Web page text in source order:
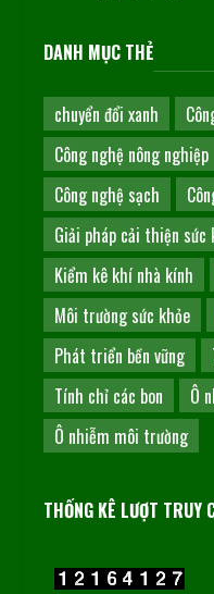
DANH MỤC THẺ
chuyển đổi xanh
Công nghệ nông nghiệp
Công nghệ sạch
Giải pháp cải thiện sức
Kiểm kê khí nhà kính
Môi trường sức khỏe
Phát triển bền vững
Tính chỉ các bon
Ô
Ô nhiễm môi trường
THỐNG KÊ LƯỢT TRUY